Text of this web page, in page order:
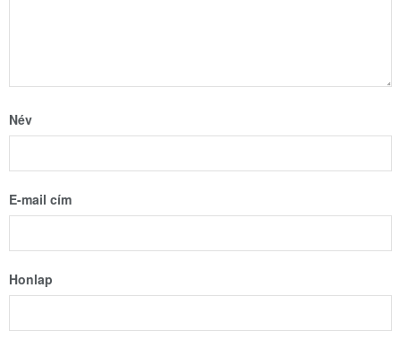
Név
E-mail cím
Honlap